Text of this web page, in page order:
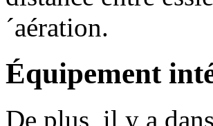
´aération.
Équipement
De plus, il y a